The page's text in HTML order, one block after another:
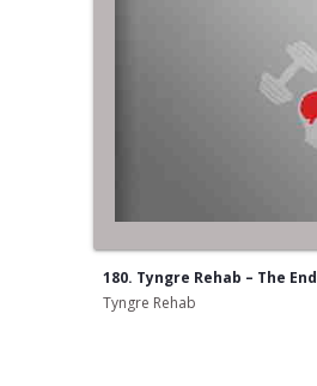
180. Tyngre Rehab – The End
Tyngre Rehab